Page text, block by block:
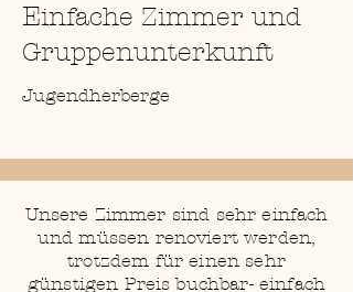
Einfache Zimmer und
Gruppenunterkunft
Jugendherberge
Unsere Zimmer sind sehr einfach
und müssen renoviert werden,
trotzdem für einen sehr
günstigen Preis buchbar- einfach